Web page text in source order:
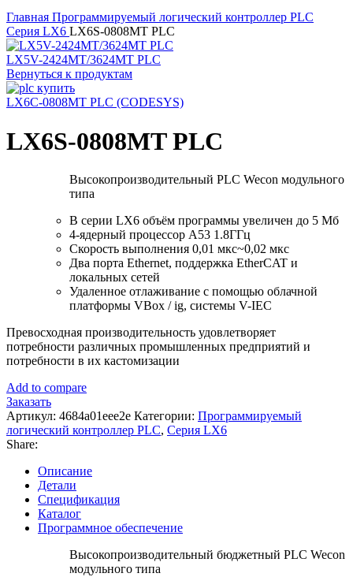
Главная Программируемый логический контроллер PLC
Серия LX6 LX6S-0808MT PLC
LX5V-2424MT/3624MT PLC
Вернуться к продуктам
LX6C-0808MT PLC (CODESYS)
LX6S-0808MT PLC
Высокопроизводительный PLC Wecon модульного
типа
В серии LX6 объём программы увеличен до 5 Мб
4-ядерный процессор A53 1.8ГГц
Скорость выполнения 0,01 мкс~0,02 мкс
Два порта Ethernet, поддержка EtherCAT и
локальных сетей
Удаленное отлаживание с помощью облачной
платформы VBox / ig, системы V-IEC
Превосходная производительность удовлетворяет
потребности различных промышленных предприятий и
потребности в их кастомизации
Add to compare
Заказать
Артикул: 4684a01eee2e Категории: Программируемый
логический контроллер PLC, Серия LX6
Share:
Описание
Детали
Спецификация
Каталог
Программное обеспечение
Высокопроизводительный бюджетный PLC Wecon
модульного типа